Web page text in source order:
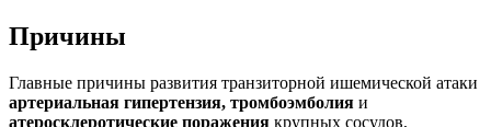
Причины
Главные причины развития транзиторной ишемической атаки
артериальная гипертензия, тромбоэмболия и
атеросклеротические поражения крупных сосудов,